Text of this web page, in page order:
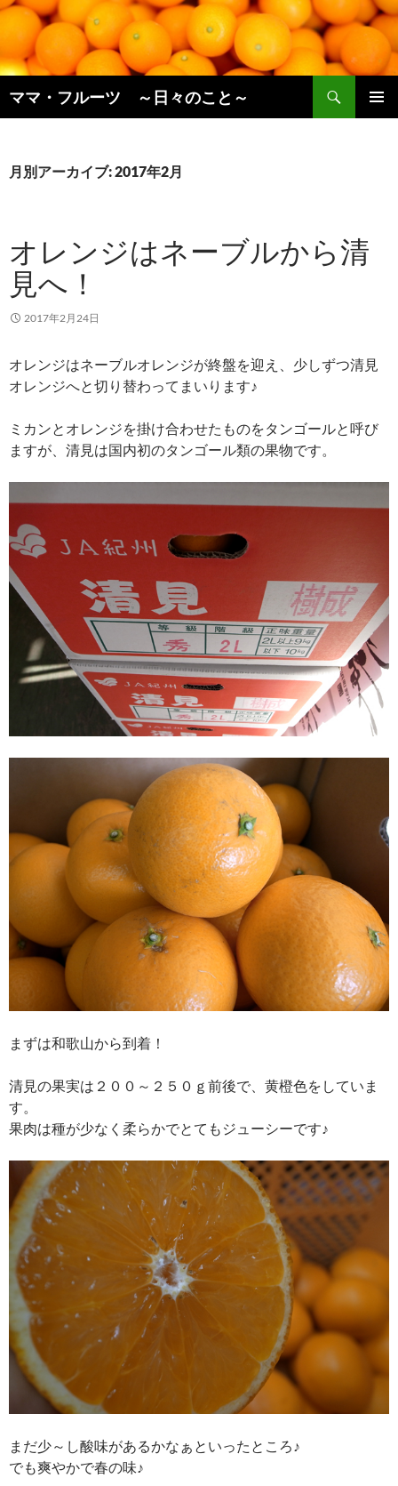
コ
テ
ン
ツ
へ
ッ
ママ・フルーツ ～日々のこと～
索
月別アーカイブ: 2017年2月
オレンジはネーブルから清
見へ！
2017年2月24日
オレンジはネーブルオレンジが終盤を迎え、少しずつ清見
オレンジへと切り替わってまいります♪
ミカンとオレンジを掛け合わせたものをタンゴールと呼び
ますが、清見は国内初のタンゴール類の果物です。
まずは和歌山から到着！
清見の果実は２００～２５０ｇ前後で、黄橙色をしていま
す。
果肉は種が少なく柔らかでとてもジューシーです♪
まだ少～し酸味があるかなぁといったところ♪
でも爽やかで春の味♪